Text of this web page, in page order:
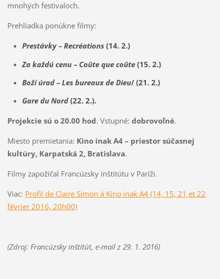
mnohých festivaloch.
Prehliadka ponúkne filmy:
Prestávky – Recréations(14. 2.)
Za každú cenu– Coûte que coûte(15. 2.)
Boží úrad– Les bureaux de Dieu/ (21. 2.)
Gare du Nord(22. 2.).
Projekcie sú o 20.00 hod. Vstupné: dobrovoľné.
Miesto premietania: Kino inak A4 – priestor súčasnej
kultúry, Karpatská 2, Bratislava.
Filmy zapožičal Francúzsky inštitútu v Paríži.
Viac: Profil de Claire Simon à Kino inak A4 (14, 15, 21 et 22
février 2016, 20h00)
(Zdroj: Francúzsky inštitút, e-mail z 29. 1. 2016)